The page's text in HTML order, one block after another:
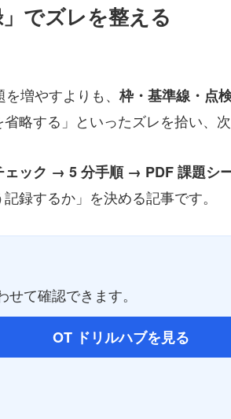
でズレを整える
を増やすよりも、枠・基準線・点
略する」といったズレを拾い、
ェック → 5 分手順 → PDF 課題シ
録するか」を決める記事です。
て確認できます。
OT ドリルハブを見る